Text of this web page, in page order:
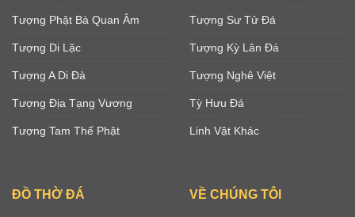
Tượng Phật Bà Quan Âm
Tượng Di Lặc
Tượng A Di Đà
Tượng Địa Tạng Vương
Tượng Tam Thế Phật
Tượng Sư Tử Đá
Tượng Kỳ Lân Đá
Tượng Nghê Việt
Tỳ Hưu Đá
Linh Vật Khác
ĐỒ THỜ ĐÁ VỀ CHÚNG TÔI